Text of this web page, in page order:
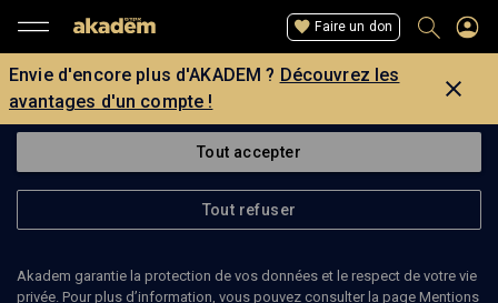
Faire un don
Envie d'encore plus d'AKADEM ? Découvrez les
avantages d'un compte !
Tout accepter
Tout refuser
Akadem garantie la protection de vos données et le respect de votre vie
privée. Pour plus d’information, vous pouvez consulter la page Mentions